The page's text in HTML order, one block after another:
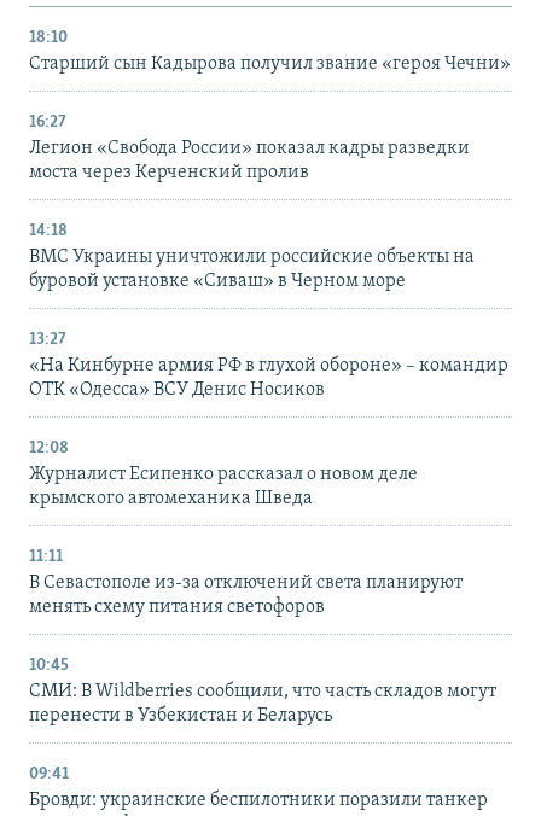
18:10
Старший сын Кадырова получил звание «героя Чечни»
16:27
Легион «Свобода России» показал кадры разведки
моста через Керченский пролив
14:18
ВМС Украины уничтожили российские объекты на
буровой установке «Сиваш» в Черном море
13:27
«На Кинбурне армия РФ в глухой обороне» – командир
ОТК «Одесса» ВСУ Денис Носиков
12:08
Журналист Есипенко рассказал о новом деле
крымского автомеханика Шведа
11:11
В Севастополе из-за отключений света планируют
менять схему питания светофоров
10:45
СМИ: В Wildberries сообщили, что часть складов могут
перенести в Узбекистан и Беларусь
09:41
Бровди: украинские беспилотники поразили танкер